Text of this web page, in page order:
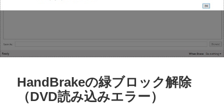
HandBrakeの緑ブロック解除
（DVD読み込みエラー）